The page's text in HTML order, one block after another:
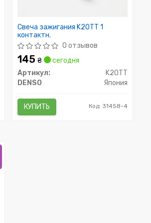
Свеча зажигания K20TT 1
контактн.
0 отзывов
145 ₴
сегодня
Артикул:
K20TT
DENSO
Япония
КУПИТЬ Код: 31458-4